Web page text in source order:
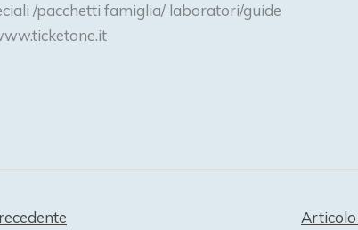
/pacchetti famiglia/ laboratori/guide
Articolo